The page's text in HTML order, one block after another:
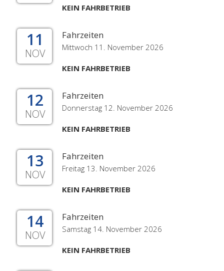
KEIN FAHRBETRIEB
11
NOV
Fahrzeiten
Mittwoch 11. November 2026
KEIN FAHRBETRIEB
12
NOV
Fahrzeiten
Donnerstag 12. November 2026
KEIN FAHRBETRIEB
13
NOV
Fahrzeiten
Freitag 13. November 2026
KEIN FAHRBETRIEB
14
NOV
Fahrzeiten
Samstag 14. November 2026
KEIN FAHRBETRIEB